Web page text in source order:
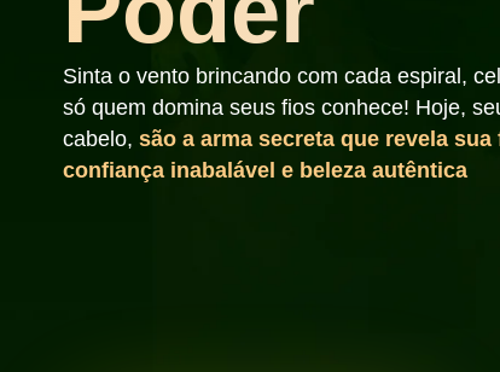
Sinta o vento brincando com cada espiral,
só quem domina seus fios conhece! Hoje,
cabelo, são a arma secreta que revela
confiança inabalável e beleza autêntica